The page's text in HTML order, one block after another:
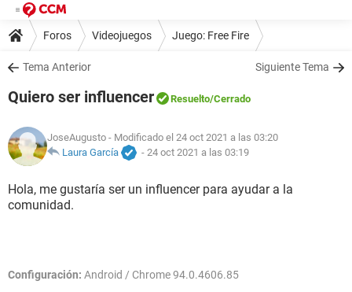
Foros Videojuegos Juego: Free Fire
Tema Anterior Siguiente Tema
Quiero ser influencer Resuelto/Cerrado
JoseAugusto - Modificado el 24 oct 2021 a las 03:20
Laura García
- 24 oct 2021 a las 03:19
Hola, me gustaría ser un influencer para ayudar a la
comunidad.
Configuración: Android / Chrome 94.0.4606.85